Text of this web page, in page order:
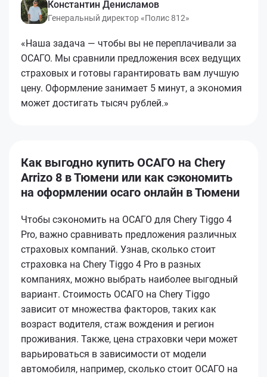
Константин Денисламов
Генеральный директор «Полис 812»
«Наша задача — чтобы вы не переплачивали за
ОСАГО. Мы сравнили предложения всех ведущих
страховых и готовы гарантировать вам лучшую
цену. Оформление занимает 5 минут, а экономия
может достигать тысяч рублей.»
Как выгодно купить ОСАГО на Chery
Arrizo 8 в Тюмени или как сэкономить
на оформлении осаго онлайн в Тюмени
Чтобы сэкономить на ОСАГО для Chery Tiggo 4
Pro, важно сравнивать предложения различных
страховых компаний. Узнав, сколько стоит
страховка на Chery Tiggo 4 Pro в разных
компаниях, можно выбрать наиболее выгодный
вариант. Стоимость ОСАГО на Chery Tiggo
зависит от множества факторов, таких как
возраст водителя, стаж вождения и регион
проживания. Также, цена страховки чери может
варьироваться в зависимости от модели
автомобиля, например, сколько стоит ОСАГО на